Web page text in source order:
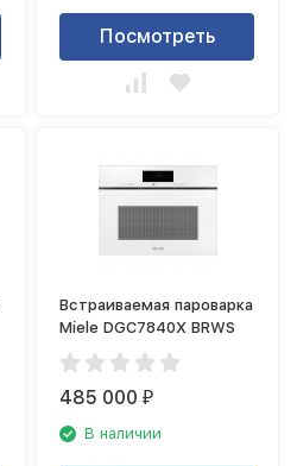
Посмотреть
Встраиваемая пароварка
Miele DGC7840X BRWS
485 000₽
В наличии